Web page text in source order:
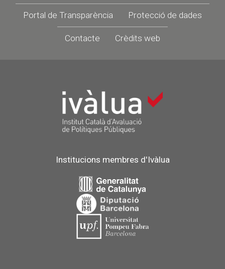
Portal de Transparència Protecció de dades
Contacte Crèdits web
Institucions membres d'Ivàlua